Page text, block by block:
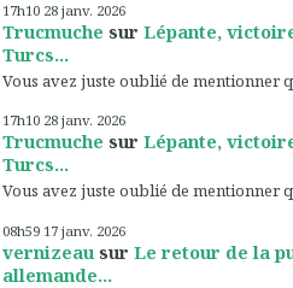
17h10 28 janv. 2026
Trucmuche sur Lépante,
Turcs...
Vous avez juste oublié de mentionner
17h10 28 janv. 2026
Trucmuche sur Lépante,
Turcs...
Vous avez juste oublié de mentionner
08h59 17 janv. 2026
vernizeau sur Le retour de la
allemande...